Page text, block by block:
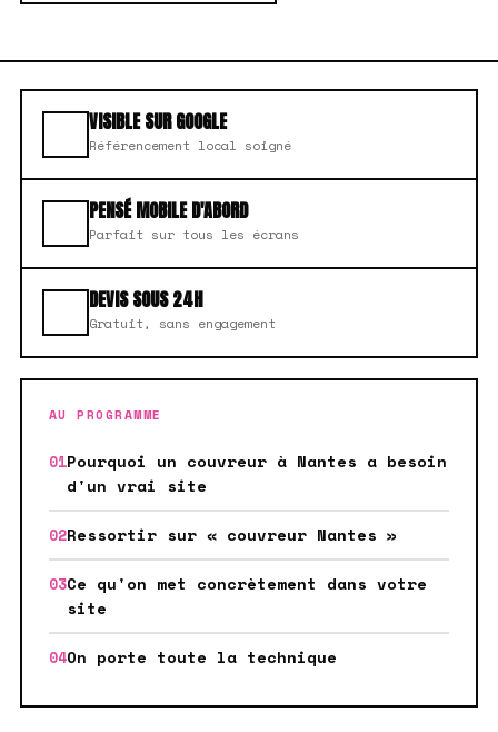
VISIBLE SUR GOOGLE
Référencement local soigné
PENSÉ MOBILE D'ABORD
Parfait sur tous les écrans
DEVIS SOUS 24H
Gratuit, sans engagement
AU PROGRAMME
Pourquoi un couvreur à Nantes a besoin
d'un vrai site
Ressortir sur « couvreur Nantes »
Ce qu'on met concrètement dans votre
site
On porte toute la technique